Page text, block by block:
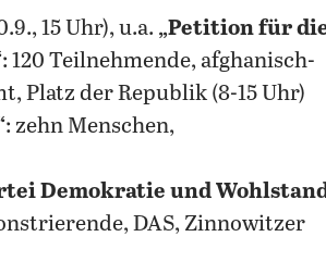
15 Uhr), u.a. „Petition für
: 120 Teilnehmende, afghanisch-
Platz der Republik (8-15 Uhr)
: zehn Menschen,
Demokratie und
DAS, Zinnowitzer